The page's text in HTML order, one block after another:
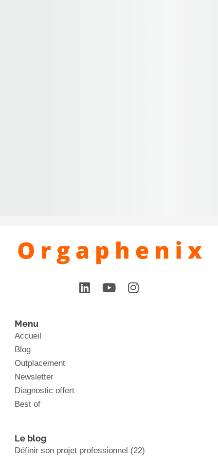
Menu
Accueil
Blog
Outplacement
Newsletter
Diagnostic offert
Best of
Le blog
Définir son projet professionnel (22)